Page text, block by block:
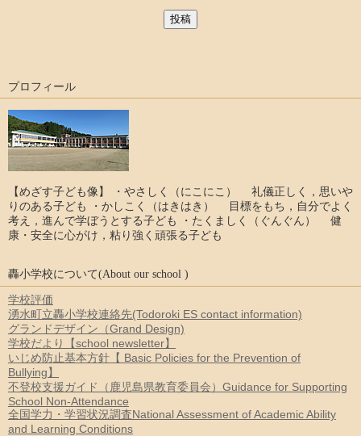
プロフィール
【めざす子ども像】 ・やさしく（にこにこ） 礼儀正しく，思いや
りのある子ども ・かしこく（はきはき） 目標をもち，自分でよく
考え，進んで学ぼうとする子ども ・たくましく（ぐんぐん） 健
康・安全に心がけ，粘り強く頑張る子ども
轟小学校について(About our school )
学校評価
湧水町立轟小学校連絡先(Todoroki ES contact information)
グランドデザイン（Grand Design)
学校だより【school newsletter】
いじめ防止基本方針【 Basic Policies for the Prevention of
Bullying】
不登校支援ガイド（鹿児島県教育委員会）Guidance for Supporting
School Non-Attendance
全国学力・学習状況調査National Assessment of Academic Ability
and Learning Conditions